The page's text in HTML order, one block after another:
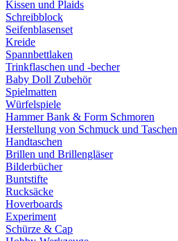
Kissen und Plaids
Schreibblock
Seifenblasenset
Kreide
Spannbettlaken
Trinkflaschen und -becher
Baby Doll Zubehör
Spielmatten
Würfelspiele
Hammer Bank & Form Schmoren
Herstellung von Schmuck und Taschen
Handtaschen
Brillen und Brillengläser
Bilderbücher
Buntstifte
Rucksäcke
Hoverboards
Experiment
Schürze & Cap